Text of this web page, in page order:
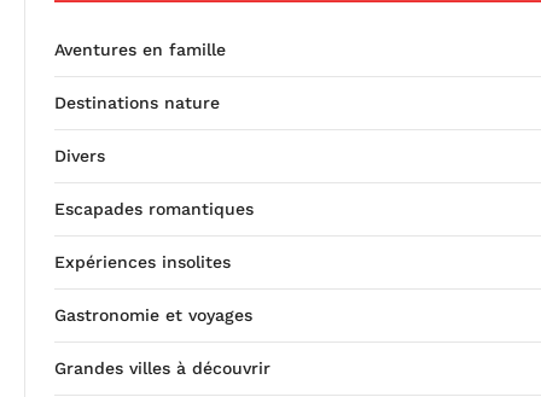
Aventures en famille
Destinations nature
Divers
Escapades romantiques
Expériences insolites
Gastronomie et voyages
Grandes villes à découvrir